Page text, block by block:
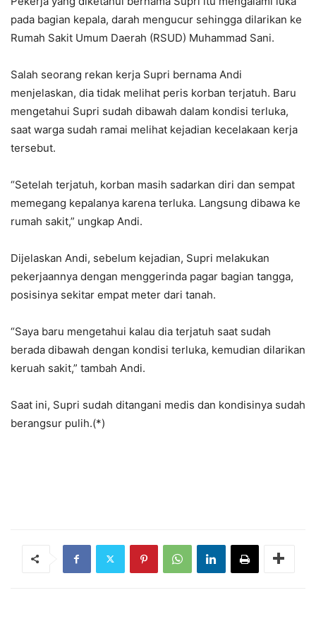
pada bagian kepala, darah mengucur sehingga dilarikan ke
Rumah Sakit Umum Daerah (RSUD) Muhammad Sani.
Salah seorang rekan kerja Supri bernama Andi
menjelaskan, dia tidak melihat peris korban terjatuh. Baru
mengetahui Supri sudah dibawah dalam kondisi terluka,
saat warga sudah ramai melihat kejadian kecelakaan kerja
tersebut.
“Setelah terjatuh, korban masih sadarkan diri dan sempat
memegang kepalanya karena terluka. Langsung dibawa ke
rumah sakit,” ungkap Andi.
Dijelaskan Andi, sebelum kejadian, Supri melakukan
pekerjaannya dengan menggerinda pagar bagian tangga,
posisinya sekitar empat meter dari tanah.
“Saya baru mengetahui kalau dia terjatuh saat sudah
berada dibawah dengan kondisi terluka, kemudian dilarikan
keruah sakit,” tambah Andi.
Saat ini, Supri sudah ditangani medis dan kondisinya sudah
berangsur pulih.(*)